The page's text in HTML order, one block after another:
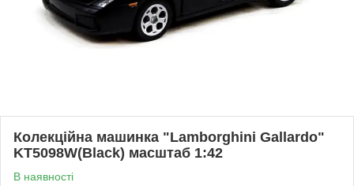
Колекційна машинка "Lamborghini Gallardo"
KT5098W(Black) масштаб 1:42
В наявності